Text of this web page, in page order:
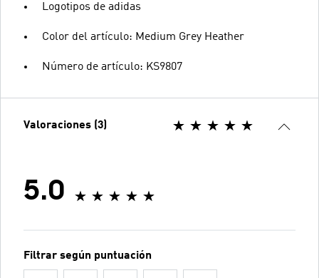
Logotipos de adidas
Color del artículo: Medium Grey Heather
Número de artículo: KS9807
Valoraciones (3)
5.0
Filtrar según puntuación